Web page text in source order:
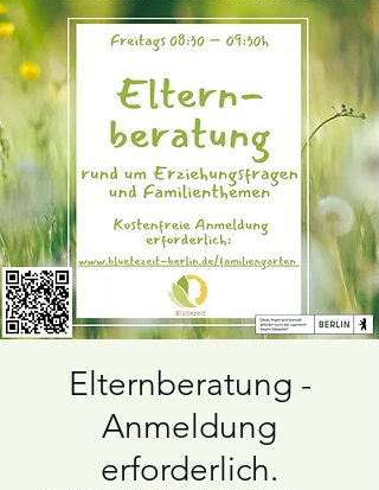
Elternberatung -
Anmeldung
erforderlich.